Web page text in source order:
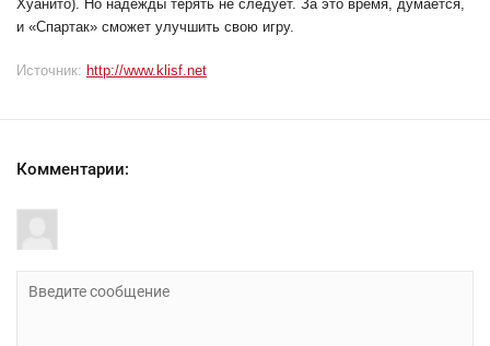
Хуанито). Но надежды терять не следует. За это время, думается,
и «Спартак» сможет улучшить свою игру.
Источник: http://www.klisf.net
Комментарии: